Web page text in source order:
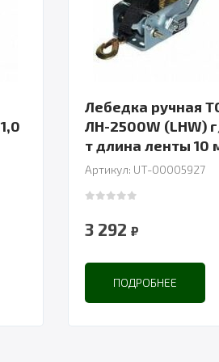
Лебедка ручная
ЛН-2500W (LHW)
т длина ленты 10
Артикул: UT-00005927
3 292 ₽
ПОДРОБНЕЕ